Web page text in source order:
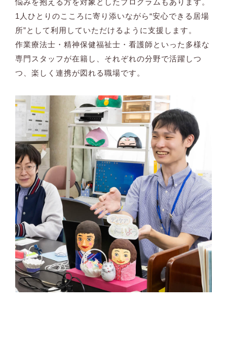
悩みを抱える方を対象としたプログラムもあります。
1人ひとりのこころに寄り添いながら“安心できる居場
所”として利用していただけるように支援します。
作業療法士・精神保健福祉士・看護師といった多様な
専門スタッフが在籍し、それぞれの分野で活躍しつ
つ、楽しく連携が図れる職場です。